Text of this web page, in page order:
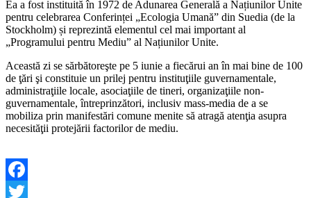
Ea a fost instituită în 1972 de Adunarea Generală a Națiunilor Unite
pentru celebrarea Conferinței „Ecologia Umană” din Suedia (de la
Stockholm) și reprezintă elementul cel mai important al
„Programului pentru Mediu” al Națiunilor Unite.
Această zi se sărbătoreşte pe 5 iunie a fiecărui an în mai bine de 100
de ţări şi constituie un prilej pentru instituţiile guvernamentale,
administraţiile locale, asociaţiile de tineri, organizaţiile non-
guvernamentale, întreprinzători, inclusiv mass-media de a se
mobiliza prin manifestări comune menite să atragă atenţia asupra
necesităţii protejării factorilor de mediu.
Facebook